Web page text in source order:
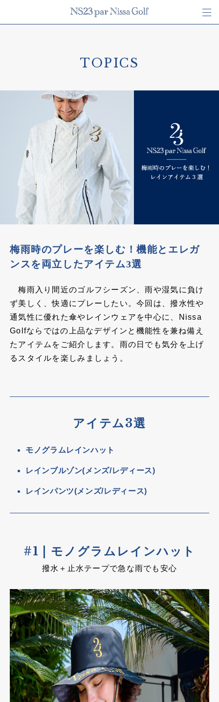
TOPICS
梅雨時のプレーを楽しむ！機能とエレガ
ンスを両立したアイテム3選
梅雨入り間近のゴルフシーズン、雨や湿気に負け
ず美しく、快適にプレーしたい。今回は、撥水性や
通気性に優れた傘やレインウェアを中心に、Nissa
Golfならではの上品なデザインと機能性を兼ね備え
たアイテムをご紹介します。雨の日でも気分を上げ
るスタイルを楽しみましょう。
アイテム3選
モノグラムレインハット
レインブルゾン(メンズ/レディース)
レインパンツ(メンズ/レディース)
#1 | モノグラムレインハット
撥水＋止水テープで急な雨でも安心